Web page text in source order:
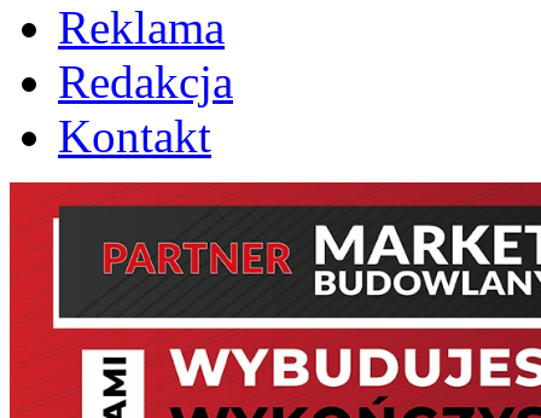
Reklama
Redakcja
Kontakt